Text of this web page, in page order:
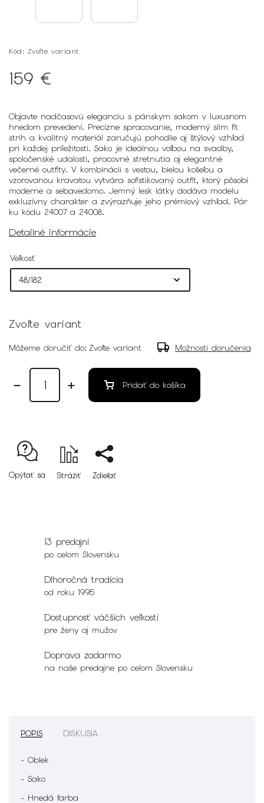
Kód: Zvoľte variant
159 €
Objavte nadčasovú eleganciu s pánskym sakom v luxusnom
hnedom prevedení. Precízne spracovanie, moderný slim fit
strih a kvalitný materiál zaručujú pohodlie aj štýlový vzhľad
pri každej príležitosti. Sako je ideálnou voľbou na svadby,
spoločenské udalosti, pracovné stretnutia aj elegantné
večerné outfity. V kombinácii s vestou, bielou košeľou a
vzorovanou kravatou vytvára sofistikovaný outfit, ktorý pôsobí
moderne a sebavedomo. Jemný lesk látky dodáva modelu
exkluzívny charakter a zvýrazňuje jeho prémiový vzhľad. Pár
ku kódu 24007 a 24008.
Detailné informácie
Veľkosť
Zvoľte variant
Môžeme doručiť do: Zvoľte variant Možnosti doručenia
Pridať do košíka
Opýtať sa Strážiť Zdieľať
13 predajní
po celom Slovensku
Dlhoročná tradícia
od roku 1995
Dostupnosť väčších veľkostí
pre ženy aj mužov
Doprava zadarmo
na naše predajne po celom Slovensku
POPIS DISKUSIA
- Oblek
- Sako
- Hnedá farba